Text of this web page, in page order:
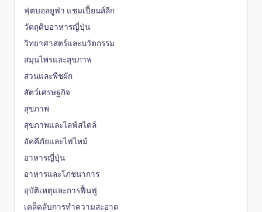
ฟุตบอลยูฟ่า แชมเปี้ยนส์ลีก
วัตถุดิบอาหารญี่ปุ่น
วิทยาศาสตร์และนวัตกรรม
สมุนไพรและสุขภาพ
สวนและพืชผัก
สัตว์เศรษฐกิจ
สุขภาพ
สุขภาพและไลฟ์สไตล์
อัคคีภัยและไฟไหม้
อาหารญี่ปุ่น
อาหารและโภชนาการ
อุบัติเหตุและการฟื้นฟู
เคล็ดลับการทำความสะอาด